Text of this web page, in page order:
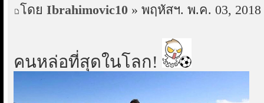
โดย Ibrahimovic10 » พฤหัสฯ. พ.ค. 03, 2018
คนหล่อที่สุดในโลก!